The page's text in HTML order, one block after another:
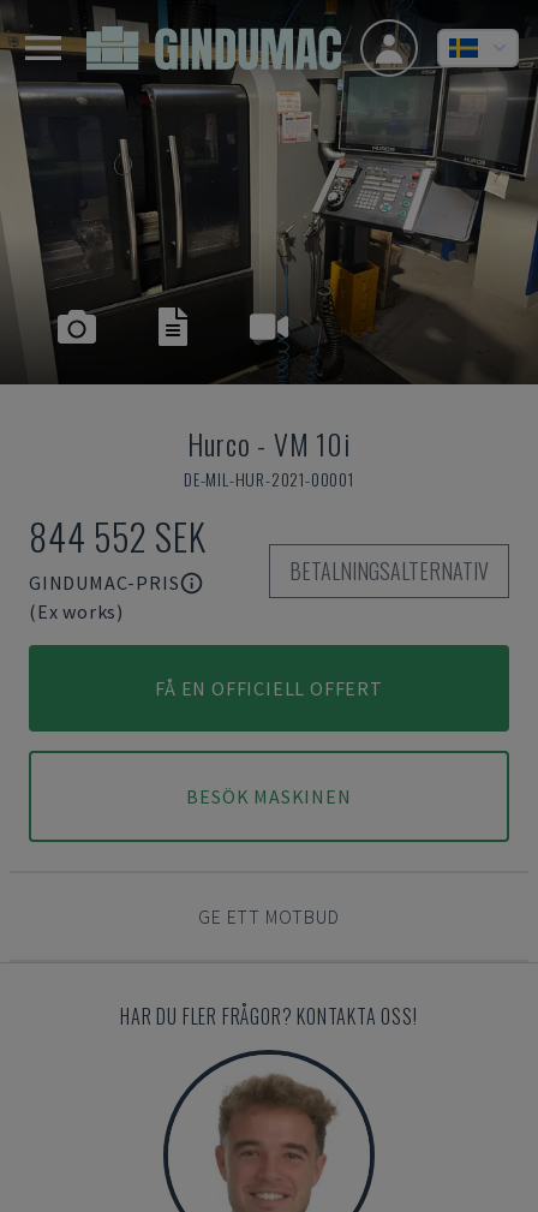
Hurco - VM 10i
DE-MIL-HUR-2021-00001
844 552 SEK
GINDUMAC-PRIS
(Ex works)
BETALNINGSALTERNATIV
FÅ EN OFFICIELL OFFERT
BESÖK MASKINEN
GE ETT MOTBUD
HAR DU FLER FRÅGOR? KONTAKTA OSS!